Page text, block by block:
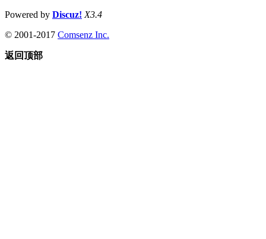
Powered by Discuz! X3.4
© 2001-2017 Comsenz Inc.
返回顶部